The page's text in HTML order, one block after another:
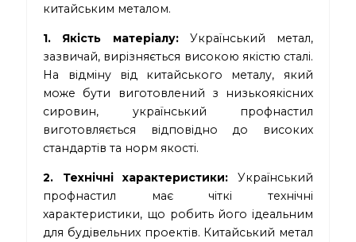
китайським металом.
1. Якість матеріалу:Український метал,
зазвичай, вирізняється високою якістю сталі.
На відміну від китайського металу, який
може бути виготовлений з низькоякісних
сировин, український профнастил
виготовляється відповідно до високих
стандартів та норм якості.
2. Технічні характеристики: Український
профнастил має чіткі технічні
характеристики, що робить його ідеальним
для будівельних проектів. Китайський метал